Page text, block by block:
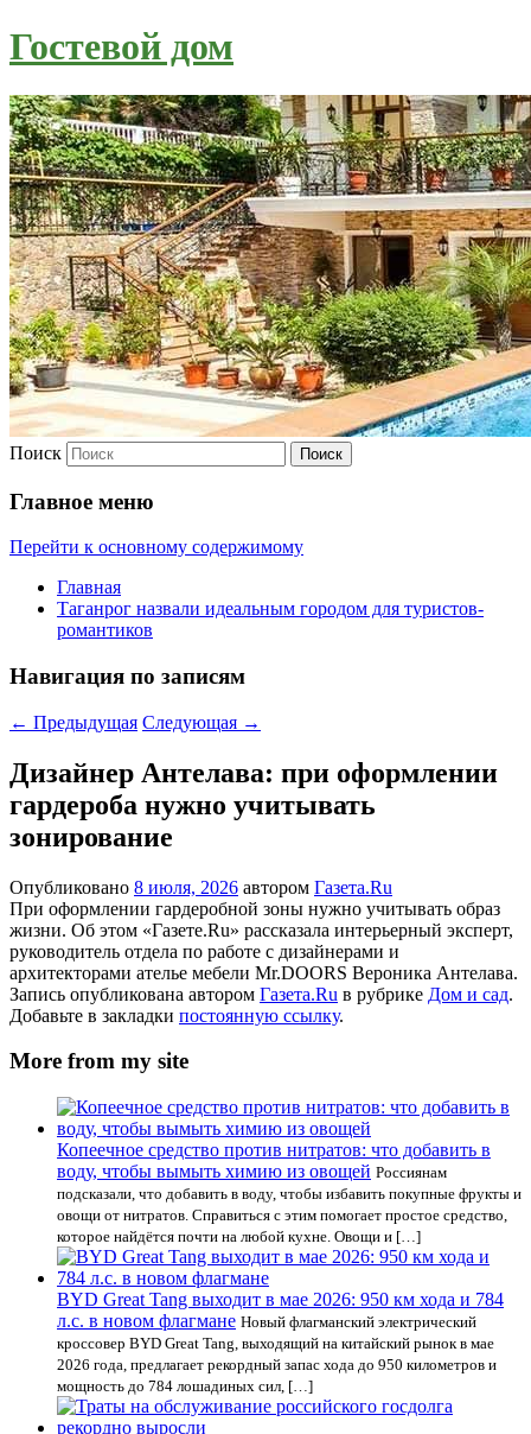
Гостевой дом
Поиск
Главное меню
Перейти к основному содержимому
Главная
Таганрог назвали идеальным городом для туристов-
романтиков
Навигация по записям
← Предыдущая Следующая →
Дизайнер Антелава: при оформлении
гардероба нужно учитывать
зонирование
Опубликовано 8 июля, 2026 автором Газета.Ru
При оформлении гардеробной зоны нужно учитывать образ
жизни. Об этом «Газете.Ru» рассказала интерьерный эксперт,
руководитель отдела по работе с дизайнерами и
архитекторами ателье мебели Mr.DOORS Вероника Антелава.
Запись опубликована автором Газета.Ru в рубрике Дом и сад.
Добавьте в закладки постоянную ссылку.
More from my site
Копеечное средство против нитратов: что добавить в
воду, чтобы вымыть химию из овощей Россиянам
подсказали, что добавить в воду, чтобы избавить покупные фрукты и
овощи от нитратов. Справиться с этим помогает простое средство,
которое найдётся почти на любой кухне. Овощи и […]
BYD Great Tang выходит в мае 2026: 950 км хода и 784
л.с. в новом флагмане Новый флагманский электрический
кроссовер BYD Great Tang, выходящий на китайский рынок в мае
2026 года, предлагает рекордный запас хода до 950 километров и
мощность до 784 лошадиных сил, […]